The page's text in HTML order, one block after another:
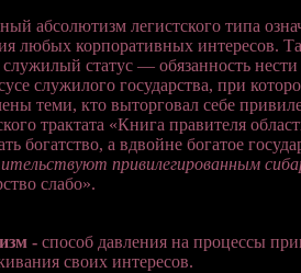
абсолютизм легистского типа
любых корпоративных интересов.
статус — обязанность
служилого государства, при
теми, кто выторговал себе
трактата «Книга правителя
богатство, а вдвойне богатое
привилегированным
слабо».
- способ давления на процессы
своих интересов.